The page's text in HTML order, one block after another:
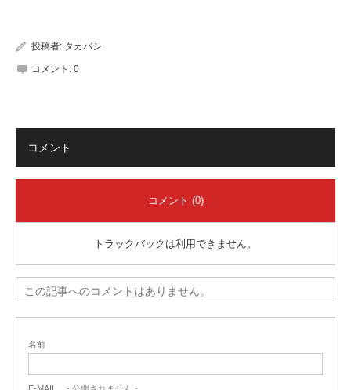
投稿者: タカバシ
コメント: 0
コメント
コメント (0)
トラックバックは利用できません。
この記事へのコメントはありません。
名前